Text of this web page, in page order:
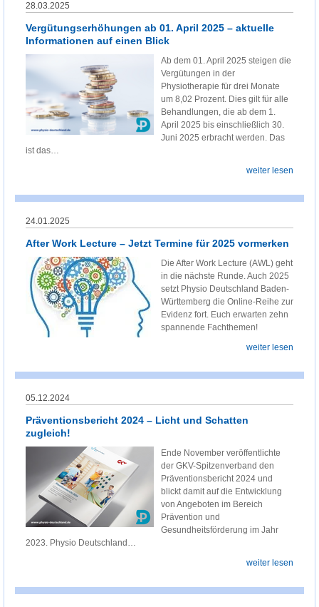
28.03.2025
Vergütungserhöhungen ab 01. April 2025 – aktuelle
Informationen auf einen Blick
Ab dem 01. April 2025 steigen die
Vergütungen in der
Physiotherapie für drei Monate
um 8,02 Prozent. Dies gilt für alle
Behandlungen, die ab dem 1.
April 2025 bis einschließlich 30.
Juni 2025 erbracht werden. Das
ist das…
weiter lesen
24.01.2025
After Work Lecture – Jetzt Termine für 2025 vormerken
Die After Work Lecture (AWL) geht
in die nächste Runde. Auch 2025
setzt Physio Deutschland Baden-
Württemberg die Online-Reihe zur
Evidenz fort. Euch erwarten zehn
spannende Fachthemen!
weiter lesen
05.12.2024
Präventionsbericht 2024 – Licht und Schatten
zugleich!
Ende November veröffentlichte
der GKV-Spitzenverband den
Präventionsbericht 2024 und
blickt damit auf die Entwicklung
von Angeboten im Bereich
Prävention und
Gesundheitsförderung im Jahr
2023. Physio Deutschland…
weiter lesen